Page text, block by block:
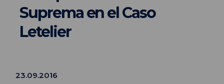
Suprema en el Caso
Letelier
23.09.2016